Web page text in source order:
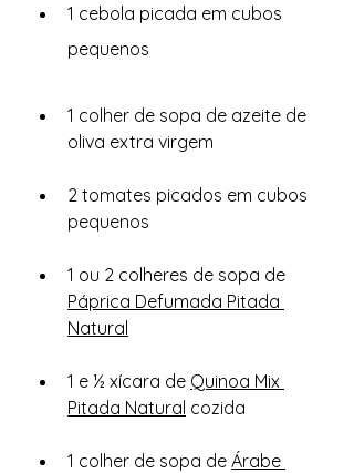
1 cebola picada em cubos
pequenos
1 colher de sopa de azeite de
oliva extra virgem
2 tomates picados em cubos
pequenos
1 ou 2 colheres de sopa de
Páprica Defumada Pitada
Natural
1 e ½ xícara de Quinoa Mix
Pitada Natural cozida
1 colher de sopa de Árabe